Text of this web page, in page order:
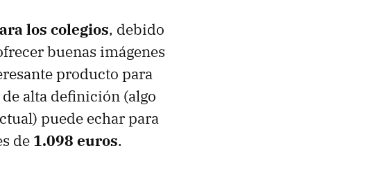
los colegios, debido
buenas imágenes
producto para
alta definición (algo
puede echar para
de 1.098 euros.